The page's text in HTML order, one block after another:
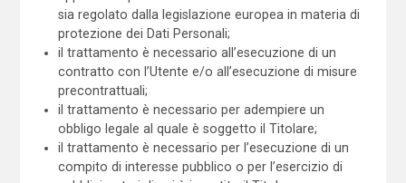
sia regolato dalla legislazione europea in materia di
protezione dei Dati Personali;
il trattamento è necessario all’esecuzione di un
contratto con l’Utente e/o all’esecuzione di misure
precontrattuali;
il trattamento è necessario per adempiere un
obbligo legale al quale è soggetto il Titolare;
il trattamento è necessario per l’esecuzione di un
compito di interesse pubblico o per l’esercizio di